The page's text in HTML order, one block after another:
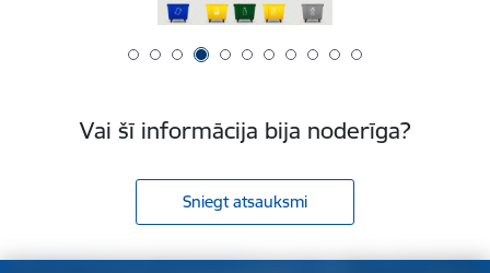
Vai šī informācija bija noderīga?
Sniegt atsauksmi